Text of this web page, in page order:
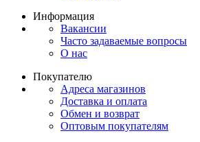
Информация
Вакансии
Часто задаваемые вопросы
О нас
Покупателю
Адреса магазинов
Доставка и оплата
Обмен и возврат
Оптовым покупателям